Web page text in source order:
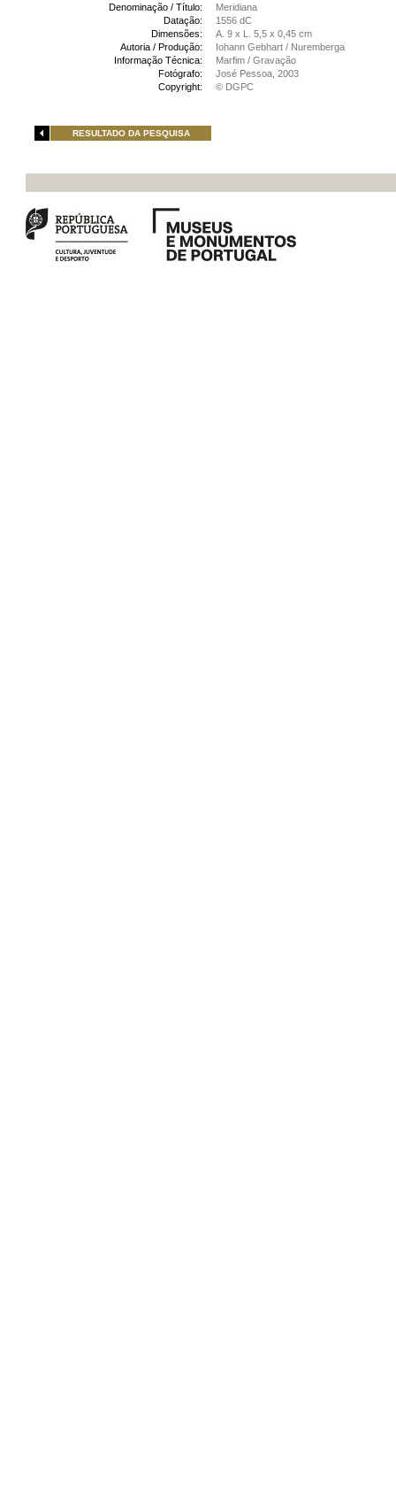
Denominação / Título:
Meridiana
Datação:
1556 dC
Dimensões:
A. 9 x L. 5,5 x 0,45 cm
Autoria / Produção:
Iohann Gebhart / Nuremberga
Informação Técnica:
Marfim / Gravação
Fotógrafo:
José Pessoa, 2003
Copyright:
© DGPC
RESULTADO DA PESQUISA